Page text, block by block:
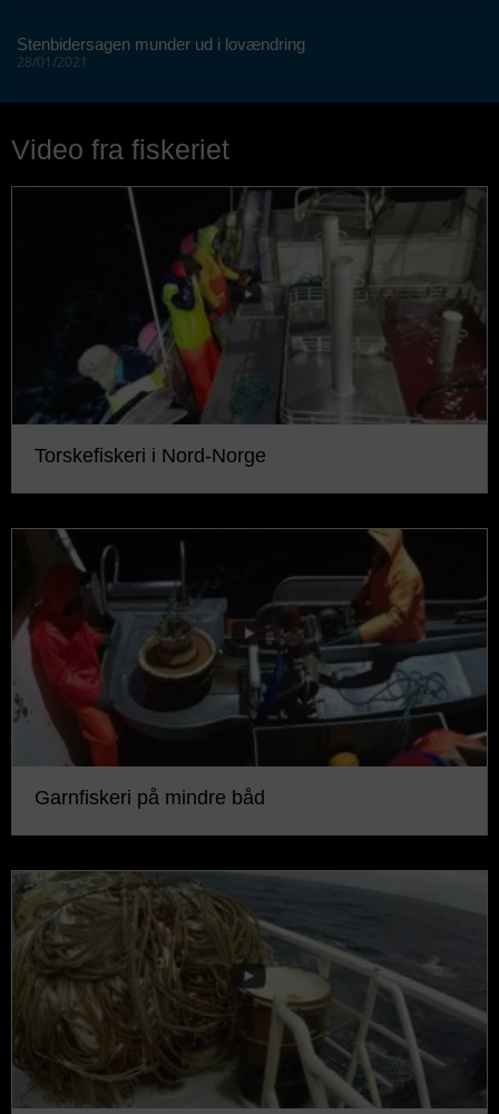
Stenbidersagen munder ud i lovændring
28/01/2021
Video fra fiskeriet
Torskefiskeri i Nord-Norge
Garnfiskeri på mindre båd